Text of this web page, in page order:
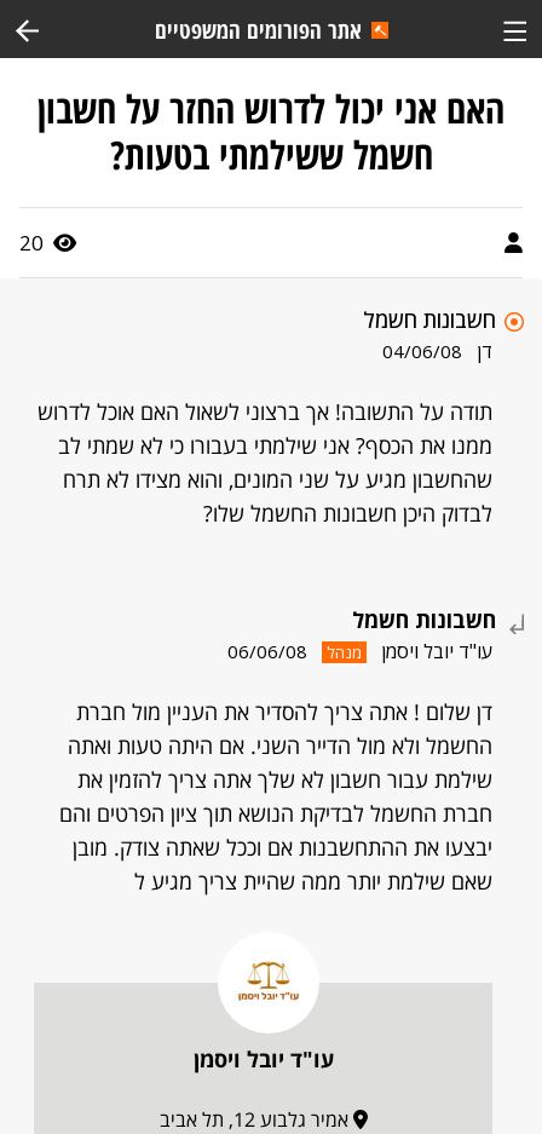
אתר הפורומים המשפטיים
האם אני יכול לדרוש החזר על חשבון
חשמל ששילמתי בטעות?
20
חשבונות חשמל
דן 04/06/08
תודה על התשובה! אך ברצוני לשאול האם אוכל לדרוש
ממנו את הכסף? אני שילמתי בעבורו כי לא שמתי לב
שהחשבון מגיע על שני המונים, והוא מצידו לא תרח
לבדוק היכן חשבונות החשמל שלו?
חשבונות חשמל
עו"ד יובל ויסמן מנהל 06/06/08
דן שלום ! אתה צריך להסדיר את העניין מול חברת
החשמל ולא מול הדייר השני. אם היתה טעות ואתה
שילמת עבור חשבון לא שלך אתה צריך להזמין את
חברת החשמל לבדיקת הנושא תוך ציון הפרטים והם
יבצעו את ההתחשבנות אם וככל שאתה צודק. מובן
שאם שילמת יותר ממה שהיית צריך מגיע ל
עו"ד יובל ויסמן
אמיר גלבוע 12, תל אביב